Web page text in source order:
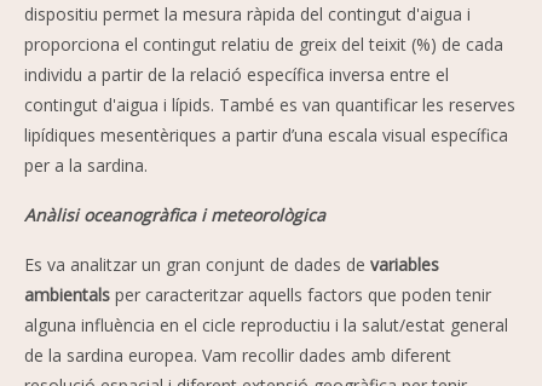
dispositiu permet la mesura ràpida del contingut d'aigua i
proporciona el contingut relatiu de greix del teixit (%) de cada
individu a partir de la relació específica inversa entre el
contingut d'aigua i lípids. També es van quantificar les reserves
lipídiques mesentèriques a partir d’una escala visual específica
per a la sardina.
Anàlisi oceanogràfica i meteorològica
Es va analitzar un gran conjunt de dades de variables
ambientals per caracteritzar aquells factors que poden tenir
alguna influència en el cicle reproductiu i la salut/estat general
de la sardina europea. Vam recollir dades amb diferent